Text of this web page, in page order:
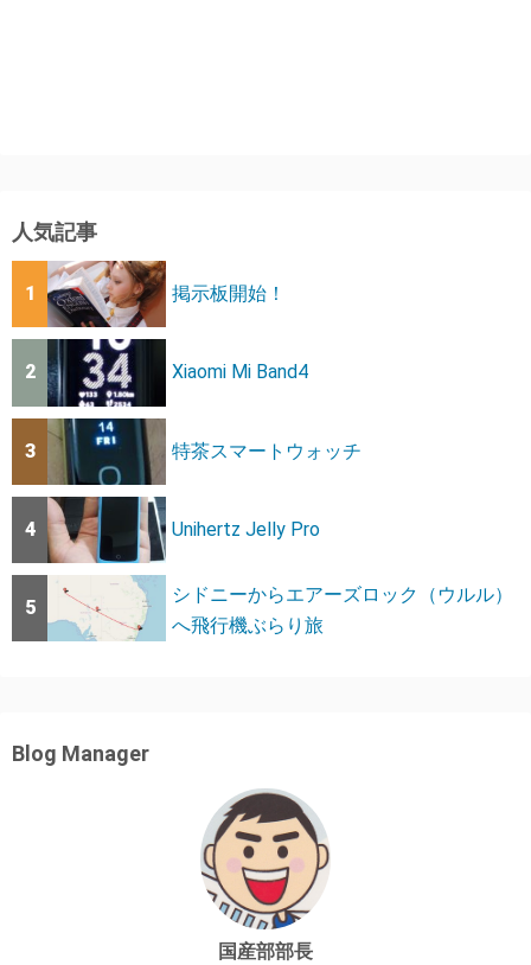
人気記事
1 掲示板開始！
2 Xiaomi Mi Band4
3 特茶スマートウォッチ
4 Unihertz Jelly Pro
5
シドニーからエアーズロック（ウルル）
へ飛行機ぶらり旅
Blog Manager
国産部部長